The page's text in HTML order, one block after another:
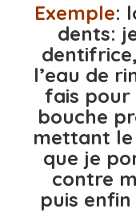
Exemple:
dents:
l’eau de
fais pour
bouche
mettant
que je
contre
puis